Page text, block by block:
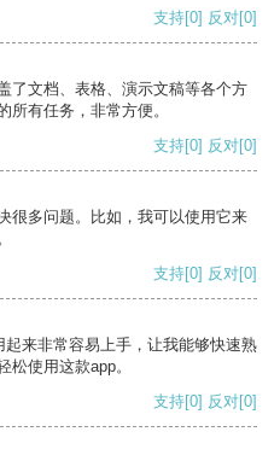
支持[0] 反对[0]
了文档、表格、演示文稿等各个方
所有任务，非常方便。
支持[0] 反对[0]
很多问题。比如，我可以使用它来
支持[0] 反对[0]
来非常容易上手，让我能够快速熟
松使用这款app。
支持[0] 反对[0]